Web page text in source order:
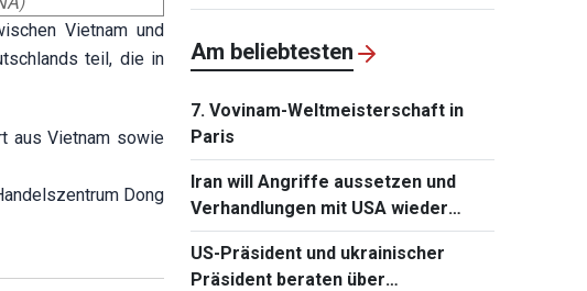
Vietnam und
teil, die in
aus Vietnam sowie
Dong
Entwicklungsressourcen
umwandeln
Am beliebtesten
7. Vovinam-Weltmeisterschaft in
Paris
Iran will Angriffe aussetzen und
Verhandlungen mit USA wieder
aufnehmen
US-Präsident und ukrainischer
Präsident beraten über